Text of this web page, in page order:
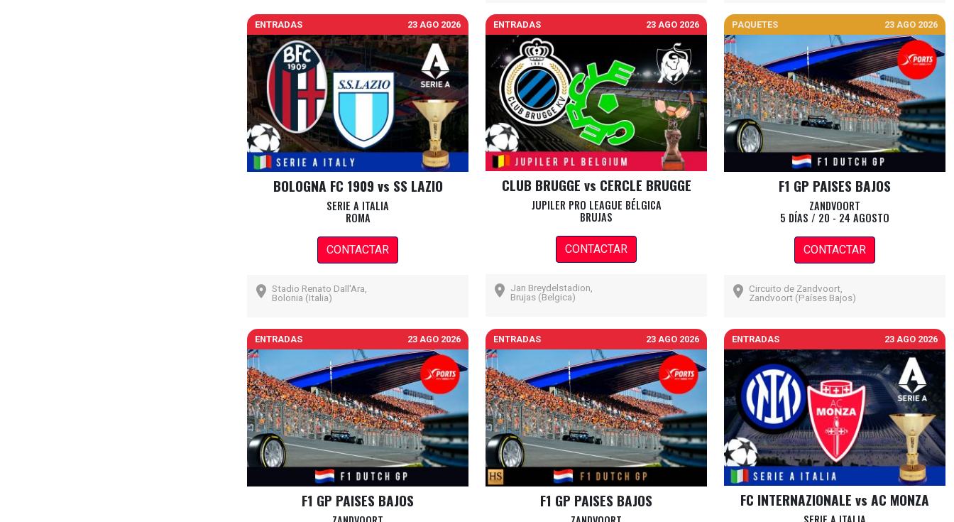
ENTRADAS 23 AGO 2026
BOLOGNA FC 1909 vs SS LAZIO
SERIE A ITALIA
ROMA
CONTACTAR
Stadio Renato Dall'Ara,
Bolonia (Italia)
ENTRADAS 23 AGO 2026
CLUB BRUGGE vs CERCLE BRUGGE
JUPILER PRO LEAGUE BÉLGICA
BRUJAS
CONTACTAR
Jan Breydelstadion,
Brujas (Belgica)
PAQUETES 23 AGO 2026
F1 GP PAISES BAJOS
ZANDVOORT
5 DÍAS / 20 - 24 AGOSTO
CONTACTAR
Circuito de Zandvoort,
Zandvoort (Países Bajos)
ENTRADAS 23 AGO 2026
F1 GP PAISES BAJOS
ENTRADAS 23 AGO 2026
F1 GP PAISES BAJOS
ENTRADAS 23 AGO 2026
FC INTERNAZIONALE vs AC MONZA